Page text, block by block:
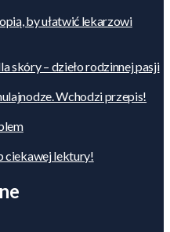
by ułatwić lekarzowi
skóry – dzieło rodzinnej pasji
Wchodzi przepis!
ciekawej lektury!